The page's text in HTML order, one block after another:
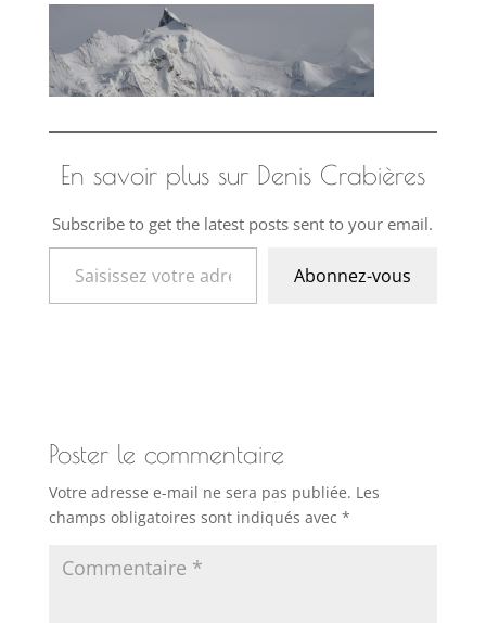
En savoir plus sur Denis Crabières
Subscribe to get the latest posts sent to your email.
Saisissez votre adresse e-mail…
Abonnez-vous
Poster le commentaire
Votre adresse e-mail ne sera pas publiée. Les
champs obligatoires sont indiqués avec *